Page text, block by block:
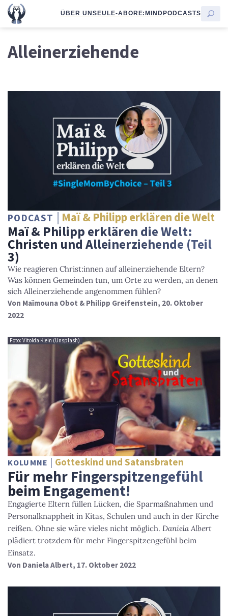
ÜBER UNSEULE-ABORE:MINDPODCASTS
Alleinerziehende
PODCAST Maï & Philipp erklären die Welt
Maï & Philipp erklären die Welt:
Christen und Alleinerziehende (Teil
3)
Wie reagieren Christ:innen auf alleinerziehende Eltern?
Was können Gemeinden tun, um Orte zu werden, an denen
sich Alleinerziehende angenommen fühlen?
Von Maïmouna Obot & Philipp Greifenstein, 20. Oktober
2022
Foto: Vitolda Klein (Unsplash)
KOLUMNE Gotteskind und Satansbraten
Für mehr Fingerspitzengefühl
beim Engagement!
Engagierte Eltern füllen Lücken, die Sparmaßnahmen und
Personalknappheit in Kitas, Schulen und auch in der Kirche
reißen. Ohne sie wäre vieles nicht möglich. Daniela Albert
plädiert trotzdem für mehr Fingerspitzengefühl beim
Einsatz.
Von Daniela Albert, 17. Oktober 2022